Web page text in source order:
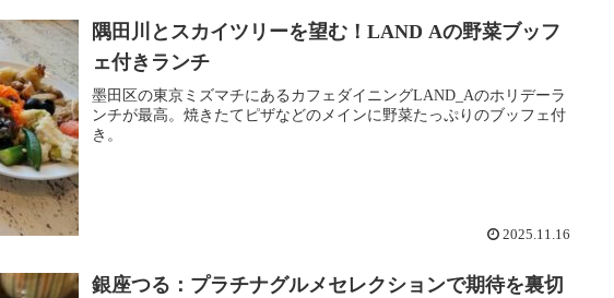
隅田川とスカイツリーを望む！LAND Aの野菜ブッフ
ェ付きランチ
墨田区の東京ミズマチにあるカフェダイニングLAND_Aのホリデーラ
ンチが最高。焼きたてピザなどのメインに野菜たっぷりのブッフェ付
き。
2025.11.16
銀座つる：プラチナグルメセレクションで期待を裏切